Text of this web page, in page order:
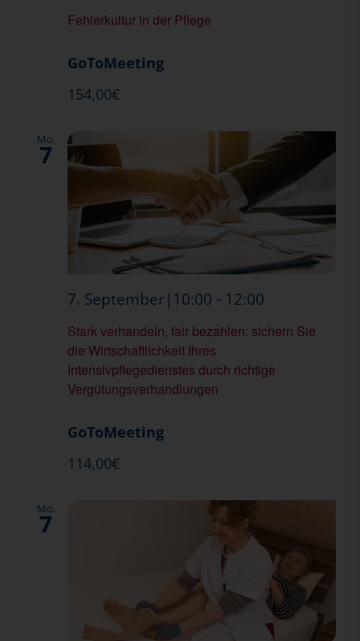
Fehlerkultur in der Pflege
GoToMeeting
154,00€
Mo.
7
Stark verhandeln, fair bezahlen: sichern Sie
die Wirtschaftlichkeit Ihres
Intensivpflegedienstes durch richtige
Vergütungsverhandlungen
7. September|10:00 - 12:00
Ihres
durch
GoToMeeting
114,00€
Mo.
7